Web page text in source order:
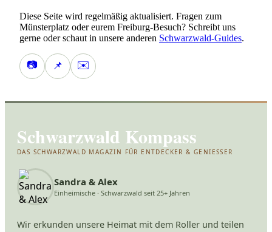
Diese Seite wird regelmäßig aktualisiert. Fragen zum
Münsterplatz oder eurem Freiburg-Besuch? Schreibt uns
gerne oder schaut in unsere anderen Schwarzwald-Guides.
📷 📌 ✉️
Schwarzwald Kompass
DAS SCHWARZWALD MAGAZIN FÜR ENTDECKER & GENIESSER
Sandra & Alex
Einheimische · Schwarzwald seit 25+ Jahren
Wir erkunden unsere Heimat mit dem Roller und teilen